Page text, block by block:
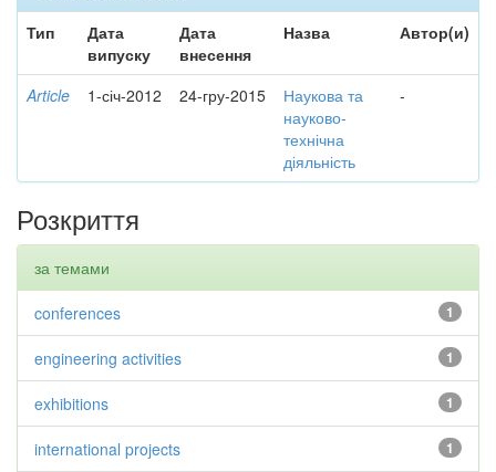
Тип
Дата
випуску
Дата
внесення
Назва Автор(и)
Article 1-січ-2012 24-гру-2015
Наукова та
науково-
технічна
діяльність
-
Розкриття
за темами
1
conferences
1
engineering activities
1
exhibitions
1
international projects